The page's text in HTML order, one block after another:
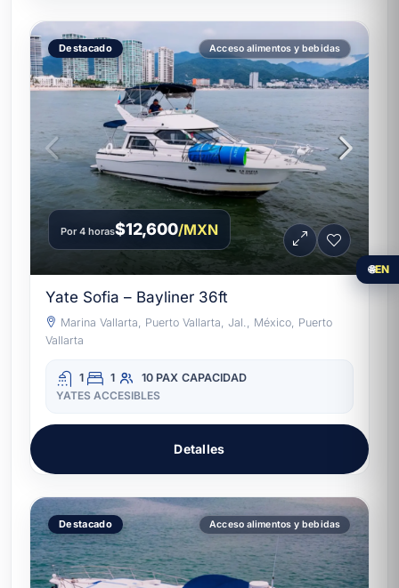
Destacado Acceso alimentos y bebidas
Por 4 horas$12,600/MXN
Yate Sofia – Bayliner 36ft
Marina Vallarta, Puerto Vallarta, Jal., México, Puerto
Vallarta
1 1 10 PAX CAPACIDAD
YATES ACCESIBLES
Detalles
Destacado Acceso alimentos y bebidas
🌐EN